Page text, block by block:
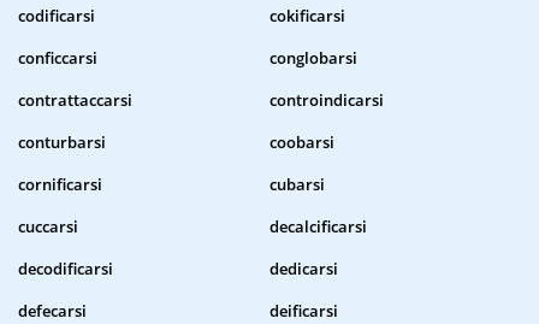
codificarsi
cokificarsi
conficcarsi
conglobarsi
contrattaccarsi
controindicarsi
conturbarsi
coobarsi
cornificarsi
cubarsi
cuccarsi
decalcificarsi
decodificarsi
dedicarsi
defecarsi
deificarsi